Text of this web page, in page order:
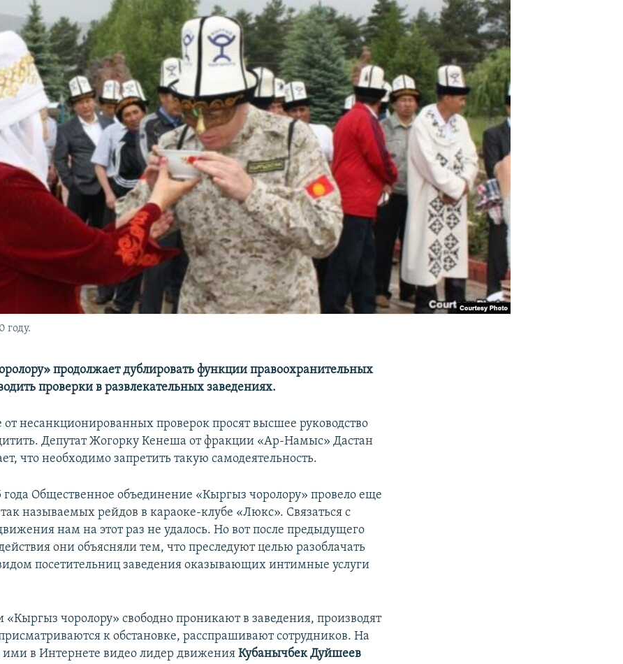
году.
продолжает дублировать функции правоохранительных
проверки в развлекательных заведениях.
несанкционированных проверок просят высшее руководство
Депутат Жогорку Кенеша от фракции «Ар-Намыс» Дастан
что необходимо запретить такую самодеятельность.
года Общественное объединение «Кыргыз чоролору» провело еще
называемых рейдов в караоке-клубе «Люкс». Связаться с
нам на этот раз не удалось. Но вот после предыдущего
они объясняли тем, что преследуют целью разоблачать
посетительниц заведения оказывающих интимные услуги
«Кыргыз чоролору» свободно проникают в заведения, производят
к обстановке, расспрашивают сотрудников. На
в Интернете видео лидер движенияКубанычбек Дуйшеев